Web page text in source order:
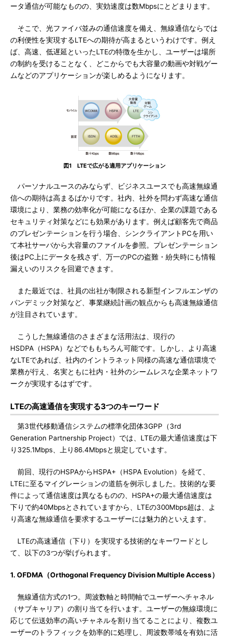
ータ通信が可能なものの、実効速度は数Mbpsにとどまります。
そこで、光ファイバ並みの通信速度を備え、無線通信ならでは
の利便性を実現するLTEへの期待が高まるというわけです。例え
ば、高速、低遅延といったLTEの特徴を生かし、ユーザーは場所
の制約を受けることなく、どこからでも大容量の動画や対戦ゲー
ムなどのアプリケーションが楽しめるようになります。
図1 LTEで広がる適用アプリケーション
パーソナルユースのみならず、ビジネスユースでも高速無線通
信への期待は高まるばかりです。社内、社外を問わず高速な通信
環境により、業務の効率化が可能になるほか、企業の課題である
セキュリティ対策などにも効果があります。例えば顧客先で商品
のプレゼンテーションを行う場合、シンクライアントPCを用い
て本社サーバから大容量のファイルを参照。プレゼンテーション
後はPC上にデータを残さず、万一のPCの盗難・紛失時にも情報
漏えいのリスクを回避できます。
また最近では、社員の出社が制限される新型インフルエンザの
パンデミック対策など、事業継続計画の観点からも高速無線通信
が注目されています。
こうした無線通信のさまざまな活用法は、現行の
HSDPA（HSPA）などでももちろん可能です。しかし、より高速
なLTEであれば、社内のイントラネット同様の高速な通信環境で
業務が行え、名実ともに社内・社外のシームレスな企業ネットワ
ークが実現するはずです。
LTEの高速通信を実現する3つのキーワード
第3世代移動通信システムの標準化団体3GPP（3rd
Generation Partnership Project）では、LTEの最大通信速度は下
り325.1Mbps、上り86.4Mbpsと規定しています。
前回、現行のHSPAからHSPA+（HSPA Evolution）を経て、
LTEに至るマイグレーションの道筋を例示しました。技術的な要
件によって通信速度は異なるものの、HSPA+の最大通信速度は
下りで約40Mbpsとされていますから、LTEの300Mbps超は、よ
り高速な無線通信を要求するユーザーには魅力的といえます。
LTEの高速通信（下り）を実現する技術的なキーワードとし
て、以下の3つが挙げられます。
1. OFDMA（Orthogonal Frequency Division Multiple Access）
無線通信方式の1つ。周波数軸と時間軸でユーザーへチャネル
（サブキャリア）の割り当てを行います。ユーザーの無線環境に
応じて伝送効率の高いチャネルを割り当てることにより、複数ユ
ーザーのトラフィックを効率的に処理し、周波数帯域を有効に活